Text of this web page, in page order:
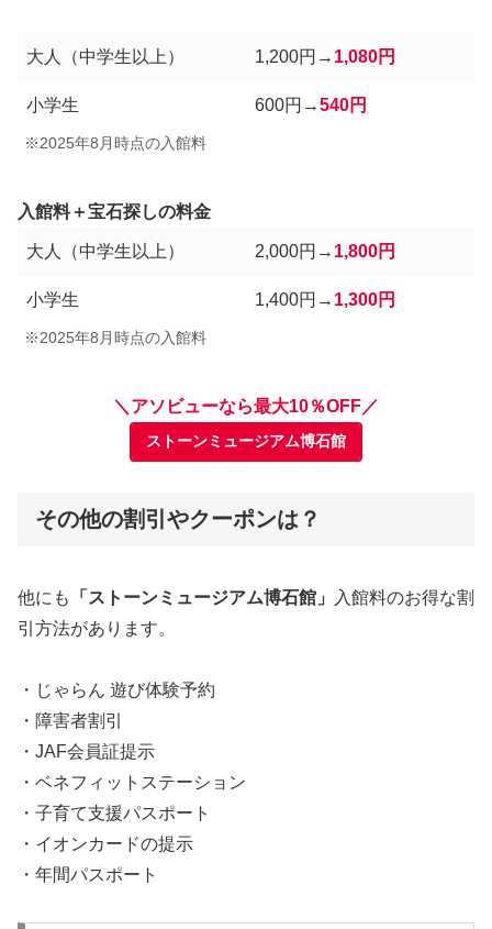
大人（中学生以上） 1,200円→ 1,080円
小学生 600円→540円
※2025年8月時点の入館料
入館料＋宝石探しの料金
大人（中学生以上） 2,000円→ 1,800円
小学生 1,400円→ 1,300円
※2025年8月時点の入館料
＼アソビューなら最大10％OFF／
ストーンミュージアム博石館
その他の割引やクーポンは？
他にも 「ストーンミュージアム博石館」
入館料のお得な割
引方法があります。
・じゃらん 遊び体験予約
・障害者割引
・JAF会員証提示
・ベネフィットステーション
・子育て支援パスポート
・イオンカードの提示
・年間パスポート